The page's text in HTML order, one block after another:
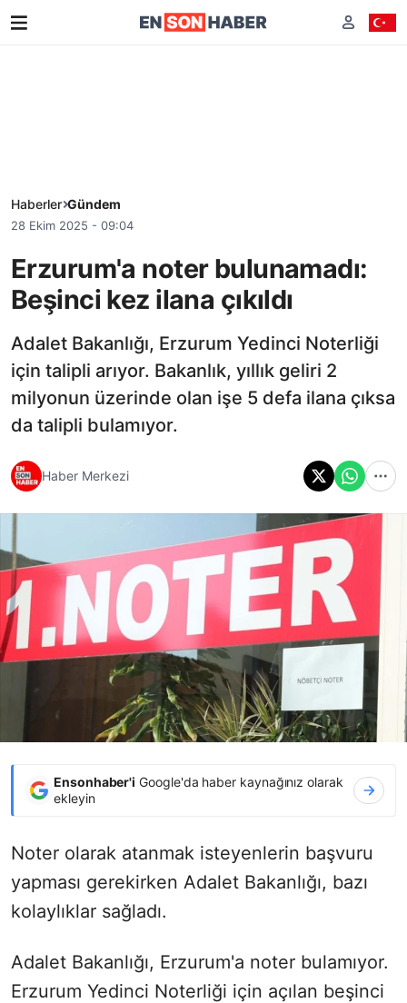
Haberler Gündem
28 Ekim 2025 - 09:04
Erzurum'a noter bulunamadı:
Beşinci kez ilana çıkıldı
Adalet Bakanlığı, Erzurum Yedinci Noterliği
için talipli arıyor. Bakanlık, yıllık geliri 2
milyonun üzerinde olan işe 5 defa ilana çıksa
da talipli bulamıyor.
Haber Merkezi
Ensonhaber'i Google'da haber kaynağınız olarak
ekleyin
Noter olarak atanmak isteyenlerin başvuru
yapması gerekirken Adalet Bakanlığı, bazı
kolaylıklar sağladı.
Adalet Bakanlığı, Erzurum'a noter bulamıyor.
Erzurum Yedinci Noterliği için açılan beşinci